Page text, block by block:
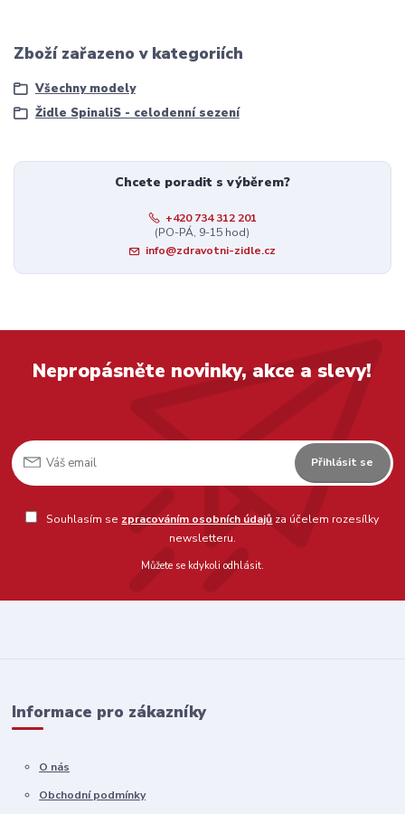
Zboží zařazeno v kategoriích
Všechny modely
Židle SpinaliS - celodenní sezení
Chcete poradit s výběrem?
+420 734 312 201
(PO-PÁ, 9-15 hod)
info@zdravotni-zidle.cz
Nepropásněte novinky, akce a slevy!
Přihlásit se
Souhlasím se zpracováním osobních údajů za účelem rozesílky
newsletteru.
Můžete se kdykoli odhlásit.
Informace pro zákazníky
O nás
Obchodní podmínky